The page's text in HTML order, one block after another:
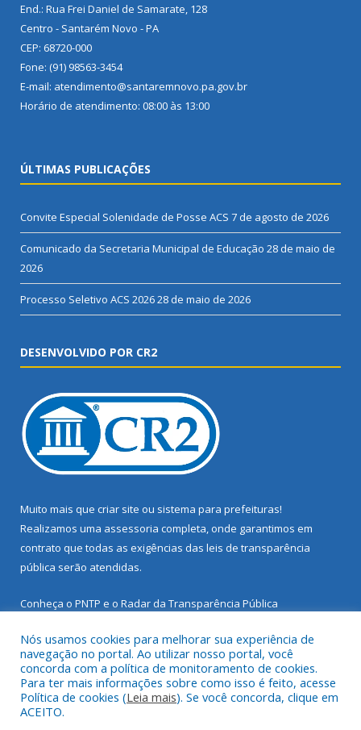
End.: Rua Frei Daniel de Samarate, 128
Centro - Santarém Novo - PA
CEP: 68720-000
Fone: (91) 98563-3454
E-mail: atendimento@santaremnovo.pa.gov.br
Horário de atendimento: 08:00 às 13:00
ÚLTIMAS PUBLICAÇÕES
Convite Especial Solenidade de Posse ACS 7 de agosto de 2026
Comunicado da Secretaria Municipal de Educação 28 de maio de
2026
Processo Seletivo ACS 202628 de maio de 2026
DESENVOLVIDO POR CR2
Muito mais que criar site ou sistema para prefeituras!
Realizamos uma assessoria completa, onde garantimos em
contrato que todas as exigências das leis de transparência
pública serão atendidas.
Conheça o PNTP e o Radar da Transparência Pública
Todos os direitos reservados a Prefeitura Municipal de Santarém
Novo.
Nós usamos cookies para melhorar sua experiência de
navegação no portal. Ao utilizar nosso portal, você
concorda com a política de monitoramento de cookies.
Para ter mais informações sobre como isso é feito, acesse
Política de cookies (Leia mais). Se você concorda, clique em
ACEITO.